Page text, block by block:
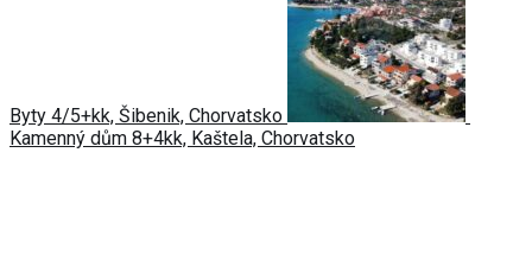
Byty 4/5+kk, Šibenik, Chorvatsko
Kamenný dům 8+4kk, Kaštela, Chorvatsko